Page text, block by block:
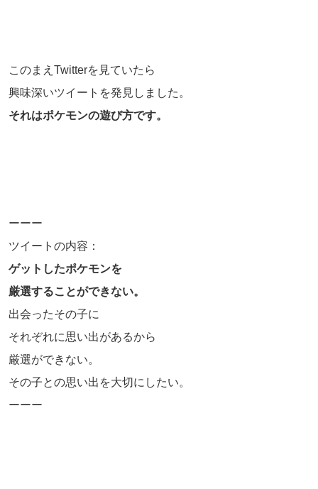
このまえTwitterを見ていたら
興味深いツイートを発見しました。
それはポケモンの遊び方です。
ーーー
ツイートの内容：
ゲットしたポケモンを
厳選することができない。
出会ったその子に
それぞれに思い出があるから
厳選ができない。
その子との思い出を大切にしたい。
ーーー